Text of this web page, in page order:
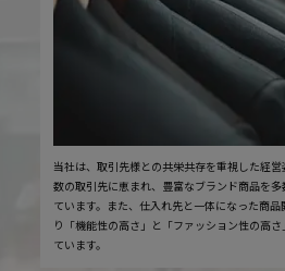
当社は、取引先様との共栄共存を重視した経
数の取引先に恵まれ、豊富なブランド商品を
ています。また、仕入れ先と一体になった商
り「機能性の高さ」と「ファッション性の高
ています。